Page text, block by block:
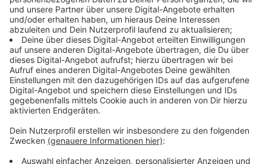
Tiefe, es soll wahrscheinlich noch heute geborgen
werden, mit einem Luftkissen und einem Seil. Ob es
klappt, ist aber noch unklar, die Bergung würde nicht
einfach, heißt es von der Polizei.
Anzeige